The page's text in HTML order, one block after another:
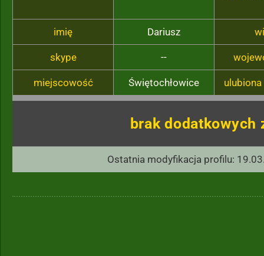
imię Dariusz
skype --
miejscowość Świętochłowice
brak dodatkowych
Ostatnia modyfikacja profilu: